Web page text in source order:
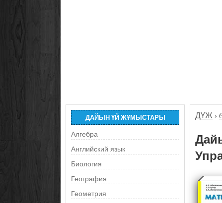
ДАЙЫН ҮЙ ЖҰМЫСТАРЫ
Алгебра
Английский язык
Биология
География
Геометрия
ДҮЖ ›